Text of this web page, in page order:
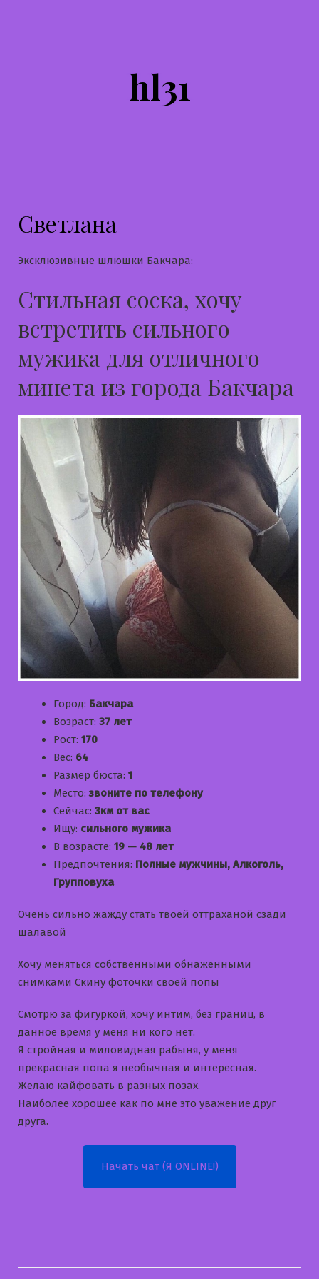
hl31
Светлана
Эксклюзивные шлюшки Бакчара:
Стильная соска, хочу
встретить сильного
мужика для отличного
минета из города Бакчара
Город: Бакчара
Возраст: 37 лет
Рост: 170
Вес: 64
Размер бюста: 1
Место:звоните по телефону
Сейчас: 3км от вас
Ищу: сильного мужика
В возрасте: 19 — 48 лет
Предпочтения: Полные мужчины, Алкоголь,
Групповуха
Очень сильно жажду стать твоей оттраханой сзади
шалавой
Хочу меняться собственными обнаженными
снимками Скину фоточки своей попы
Смотрю за фигуркой, хочу интим, без границ, в
данное время у меня ни кого нет.
Я стройная и миловидная рабыня, у меня
прекрасная попа я необычная и интересная.
Желаю кайфовать в разных позах.
Наиболее хорошее как по мне это уважение друг
друга.
Начать чат (Я ONLINE!)